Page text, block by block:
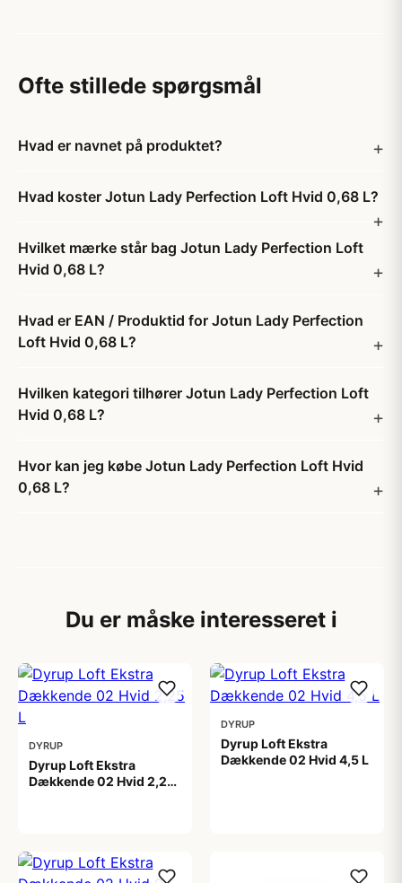
Ofte stillede spørgsmål
Hvad er navnet på produktet?
Hvad koster Jotun Lady Perfection Loft Hvid 0,68 L?
Hvilket mærke står bag Jotun Lady Perfection Loft
Hvid 0,68 L?
Hvad er EAN / Produktid for Jotun Lady Perfection
Loft Hvid 0,68 L?
Hvilken kategori tilhører Jotun Lady Perfection Loft
Hvid 0,68 L?
Hvor kan jeg købe Jotun Lady Perfection Loft Hvid
0,68 L?
Du er måske interesseret i
DYRUP
Dyrup Loft Ekstra
Dækkende 02 Hvid 2,25
DYRUP
Dyrup Loft Ekstra
Dækkende 02 Hvid 4,5 L